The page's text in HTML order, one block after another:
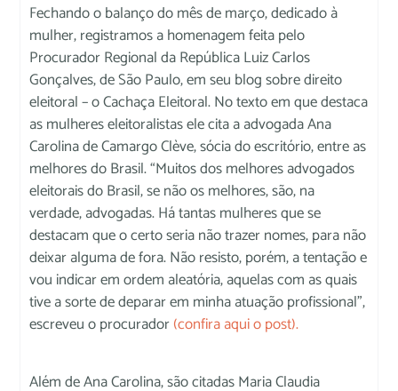
Fechando o balanço do mês de março, dedicado à
mulher, registramos a homenagem feita pelo
Procurador Regional da República Luiz Carlos
Gonçalves, de São Paulo, em seu blog sobre direito
eleitoral – o Cachaça Eleitoral. No texto em que destaca
as mulheres eleitoralistas ele cita a advogada Ana
Carolina de Camargo Clève, sócia do escritório, entre as
melhores do Brasil. “Muitos dos melhores advogados
eleitorais do Brasil, se não os melhores, são, na
verdade, advogadas. Há tantas mulheres que se
destacam que o certo seria não trazer nomes, para não
deixar alguma de fora. Não resisto, porém, a tentação e
vou indicar em ordem aleatória, aquelas com as quais
tive a sorte de deparar em minha atuação profissional”,
escreveu o procurador(confira aqui o post).
Além de Ana Carolina, são citadas Maria Claudia